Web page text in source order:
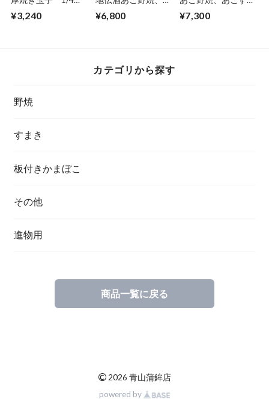
¥3,240
子巻セット
¥6,800
セット
¥7,300
カテゴリから探す
野焼
すまき
板付きかまぼこ
その他
進物用
商品一覧に戻る
© 2026 青山蒲鉾店
powered by